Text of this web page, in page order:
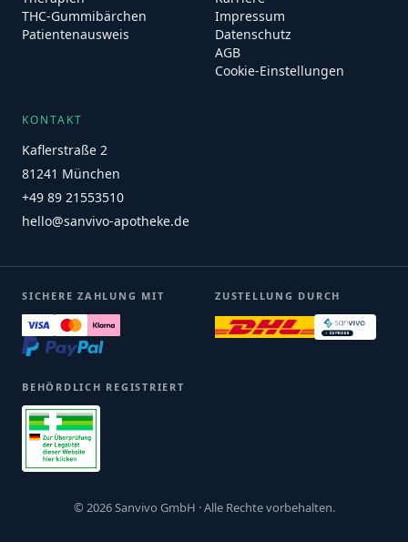
THC-Gummibärchen
Patientenausweis
Impressum
Datenschutz
AGB
Cookie-Einstellungen
KONTAKT
Kaflerstraße 2
81241 München
+49 89 21553510
hello@sanvivo-apotheke.de
SICHERE ZAHLUNG MIT ZUSTELLUNG DURCH
BEHÖRDLICH REGISTRIERT
© 2026 Sanvivo GmbH · Alle Rechte vorbehalten.